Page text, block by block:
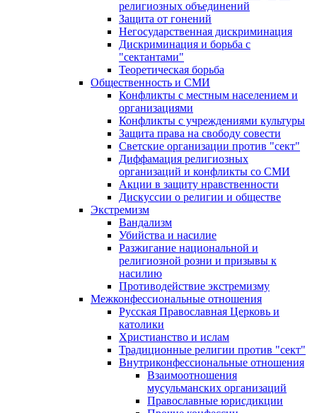
религиозных объединений
Защита от гонений
Негосударственная дискриминация
Дискриминация и борьба с
"сектантами"
Теоретическая борьба
Общественность и СМИ
Конфликты с местным населением и
организациями
Конфликты с учреждениями культуры
Защита права на свободу совести
Светские организации против "сект"
Диффамация религиозных
организаций и конфликты со СМИ
Акции в защиту нравственности
Дискуссии о религии и обществе
Экстремизм
Вандализм
Убийства и насилие
Разжигание национальной и
религиозной розни и призывы к
насилию
Противодействие экстремизму
Межконфессиональные отношения
Русская Православная Церковь и
католики
Христианство и ислам
Традиционные религии против "сект"
Внутриконфессиональные отношения
Взаимоотношения
мусульманских организаций
Православные юрисдикции